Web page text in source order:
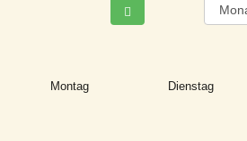
Montag Dienstag